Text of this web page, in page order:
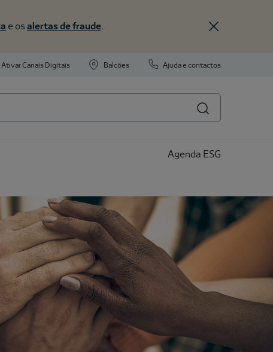
e os alertas de fraude
Ativar Canais Digitais Balcões Ajuda e contactos
Agenda ESG